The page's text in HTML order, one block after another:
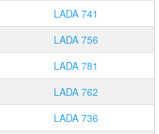
LADA 741
LADA 756
LADA 781
LADA 762
LADA 736